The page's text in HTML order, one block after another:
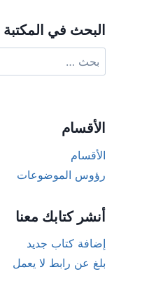
البحث في المكتبة
عن:
الأقسام
الأقسام
رؤوس الموضوعات
أنشر كتابك معنا
إضافة كتاب جديد
بلغ عن رابط لا يعمل